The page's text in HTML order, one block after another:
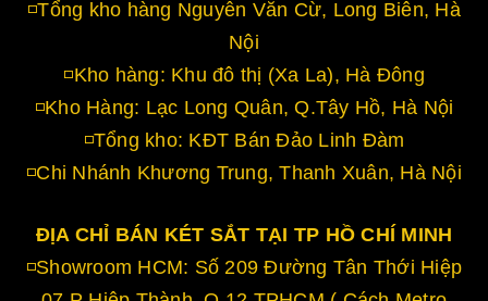
◽Tổng kho hàng Nguyễn Văn Cừ, Long Biên, Hà
Nội
◽Kho hàng: Khu đô thị (Xa La), Hà Đông
◽Kho Hàng: Lạc Long Quân, Q.Tây Hồ, Hà Nội
◽Tổng kho: KĐT Bán Đảo Linh Đàm
◽Chi Nhánh Khương Trung, Thanh Xuân, Hà Nội
ĐỊA CHỈ BÁN KÉT SẮT TẠI TP HỒ CHÍ MINH
◽Showroom HCM: Số 209 Đường Tân Thới Hiệp